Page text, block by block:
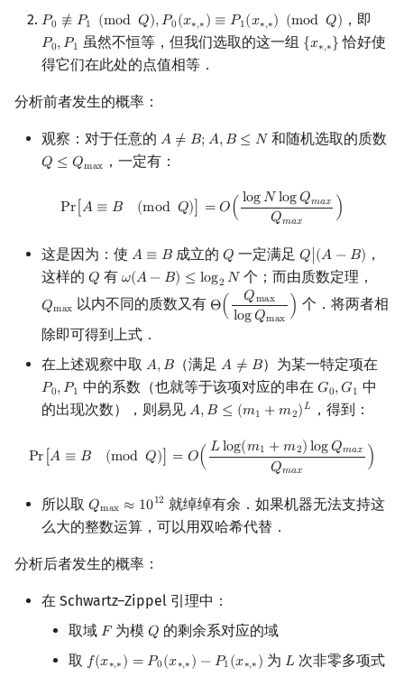
𝑃0 ≢ 𝑃1 (mod 𝑄),𝑃0(𝑥∗,∗) ≡ 𝑃1(𝑥∗,∗) (mod 𝑄)
P0 ≢ P1( modQ ,P0(x∗,∗)≡P 1( x∗,∗)(modQ) ，即
𝑃0,𝑃1
P0,P1 虽然不恒等，但我们选取的这一组 {𝑥∗,∗}
{x∗,∗ }
恰好使
得它们在此处的点值相等．
分析前者发生的概率：
观察：对于任意的 𝐴 ≠ 𝐵; 𝐴,𝐵 ≤ 𝑁
A≠ B; A,B≤N 和随机选取的质数
𝑄 ≤ 𝑄max
Q≤Q max ，一定有：
Pr[𝐴 ≡ 𝐵 (mod 𝑄)] = 𝑂( log𝑁 log𝑄𝑚𝑎𝑥
𝑄𝑚𝑎𝑥
)
Pr B( mod ) =O(log NlogQma xQmax)
这是因为：使 𝐴 ≡ 𝐵
A≡B 成立的𝑄
Q 一定满足𝑄∣(𝐴 − 𝐵)
Q| (A− B)
，
这样的 𝑄
Q 有 𝜔(𝐴− 𝐵) ≤ log2 𝑁
ω(A−B )≤log2 N 个；而由质数定理，
𝑄max
Qmax以内不同的质数又有 Θ( 𝑄max
log𝑄max
)
Θ(QmaxlogQ max )
个．将两者相
除即可得到上式．
在上述观察中取 𝐴,𝐵
A,B （满足𝐴 ≠ 𝐵
A≠ B ）为某一特定项在
𝑃0,𝑃1
P0,P1 中的系数（也就等于该项对应的串在 𝐺0,𝐺1
G0,G1
中
的出现次数），则易见 𝐴,𝐵 ≤ (𝑚1 +𝑚2)𝐿
A,B≤ m 1+m 2)L ，得到：
Pr[𝐴 ≡ 𝐵 (mod 𝑄)] = 𝑂( 𝐿log(𝑚1 +𝑚2)log𝑄𝑚𝑎𝑥
𝑄𝑚𝑎𝑥
)
Pr ≡B mod Q ]=O( log(m1+m2)logQ max Qmax)
所以取 𝑄max ≈ 1012
Qmax≈1012 就绰绰有余．如果机器无法支持这
么大的整数运算，可以用双哈希代替．
分析后者发生的概率：
在 Schwartz–Zippel 引理中：
取域 𝐹
F 为模𝑄
Q 的剩余系对应的域
取 𝑓(𝑥∗,∗) = 𝑃0(𝑥∗,∗) −𝑃1(𝑥∗,∗)
f(x∗,∗ )=P0(x∗,∗ −P1(x∗,∗) 为 𝐿
L 次非零多项式